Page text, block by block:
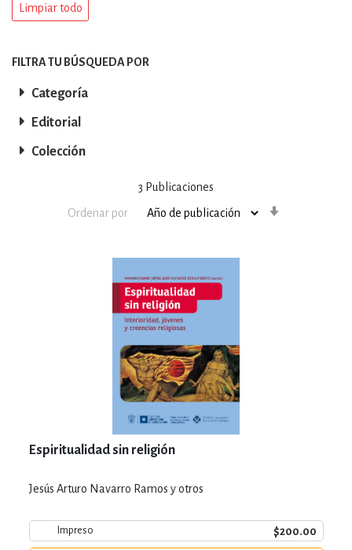
3 Publicaciones
Ordenar por
Espiritualidad sin religión
Jesús Arturo Navarro Ramos y otros
Impreso $200.00
Limpiar todo
FILTRA TU BÚSQUEDA POR
Categoría
Editorial
Colección